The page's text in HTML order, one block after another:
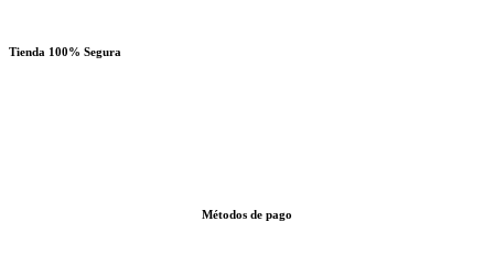
Tienda 100% Segura
Métodos de pago